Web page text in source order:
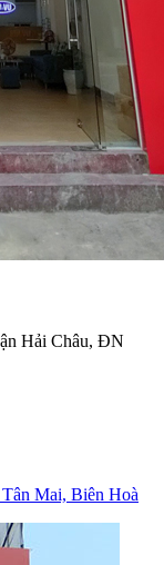
Hải Châu, ĐN
Mai, Biên Hoà